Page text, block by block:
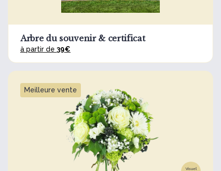
Arbre du souvenir & certificat
à partir de 39€
Meilleure vente
Visuel